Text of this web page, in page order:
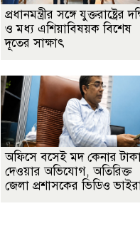
প্রধানমন্ত্রীর সঙ্গে যুক্তরাষ্ট্রের
ও মধ্য এশিয়াবিষয়ক বিশেষ
দূতের সাক্ষাৎ
অফিসে বসেই মদ কেনার
দেওয়ার অভিযোগ, অতিরিক্ত
জেলা প্রশাসকের ভিডিও